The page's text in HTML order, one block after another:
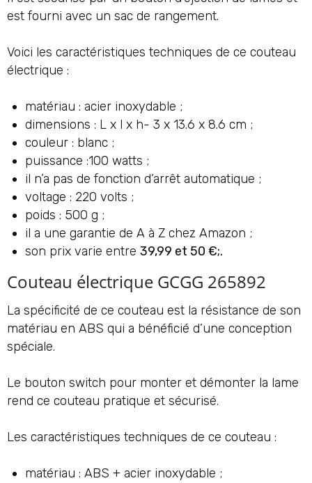
est fourni avec un sac de rangement.
Voici les caractéristiques techniques de ce couteau
électrique :
matériau : acier inoxydable ;
dimensions : L x l x h- 3 x 13.6 x 8.6 cm ;
couleur : blanc ;
puissance :100 watts ;
il n’a pas de fonction d’arrêt automatique ;
voltage : 220 volts ;
poids : 500 g ;
il a une garantie de A à Z chez Amazon ;
son prix varie entre 39,99 et 50 €;.
Couteau électrique GCGG 265892
La spécificité de ce couteau est la résistance de son
matériau en ABS qui a bénéficié d’une conception
spéciale.
Le bouton switch pour monter et démonter la lame
rend ce couteau pratique et sécurisé.
Les caractéristiques techniques de ce couteau :
matériau : ABS + acier inoxydable ;